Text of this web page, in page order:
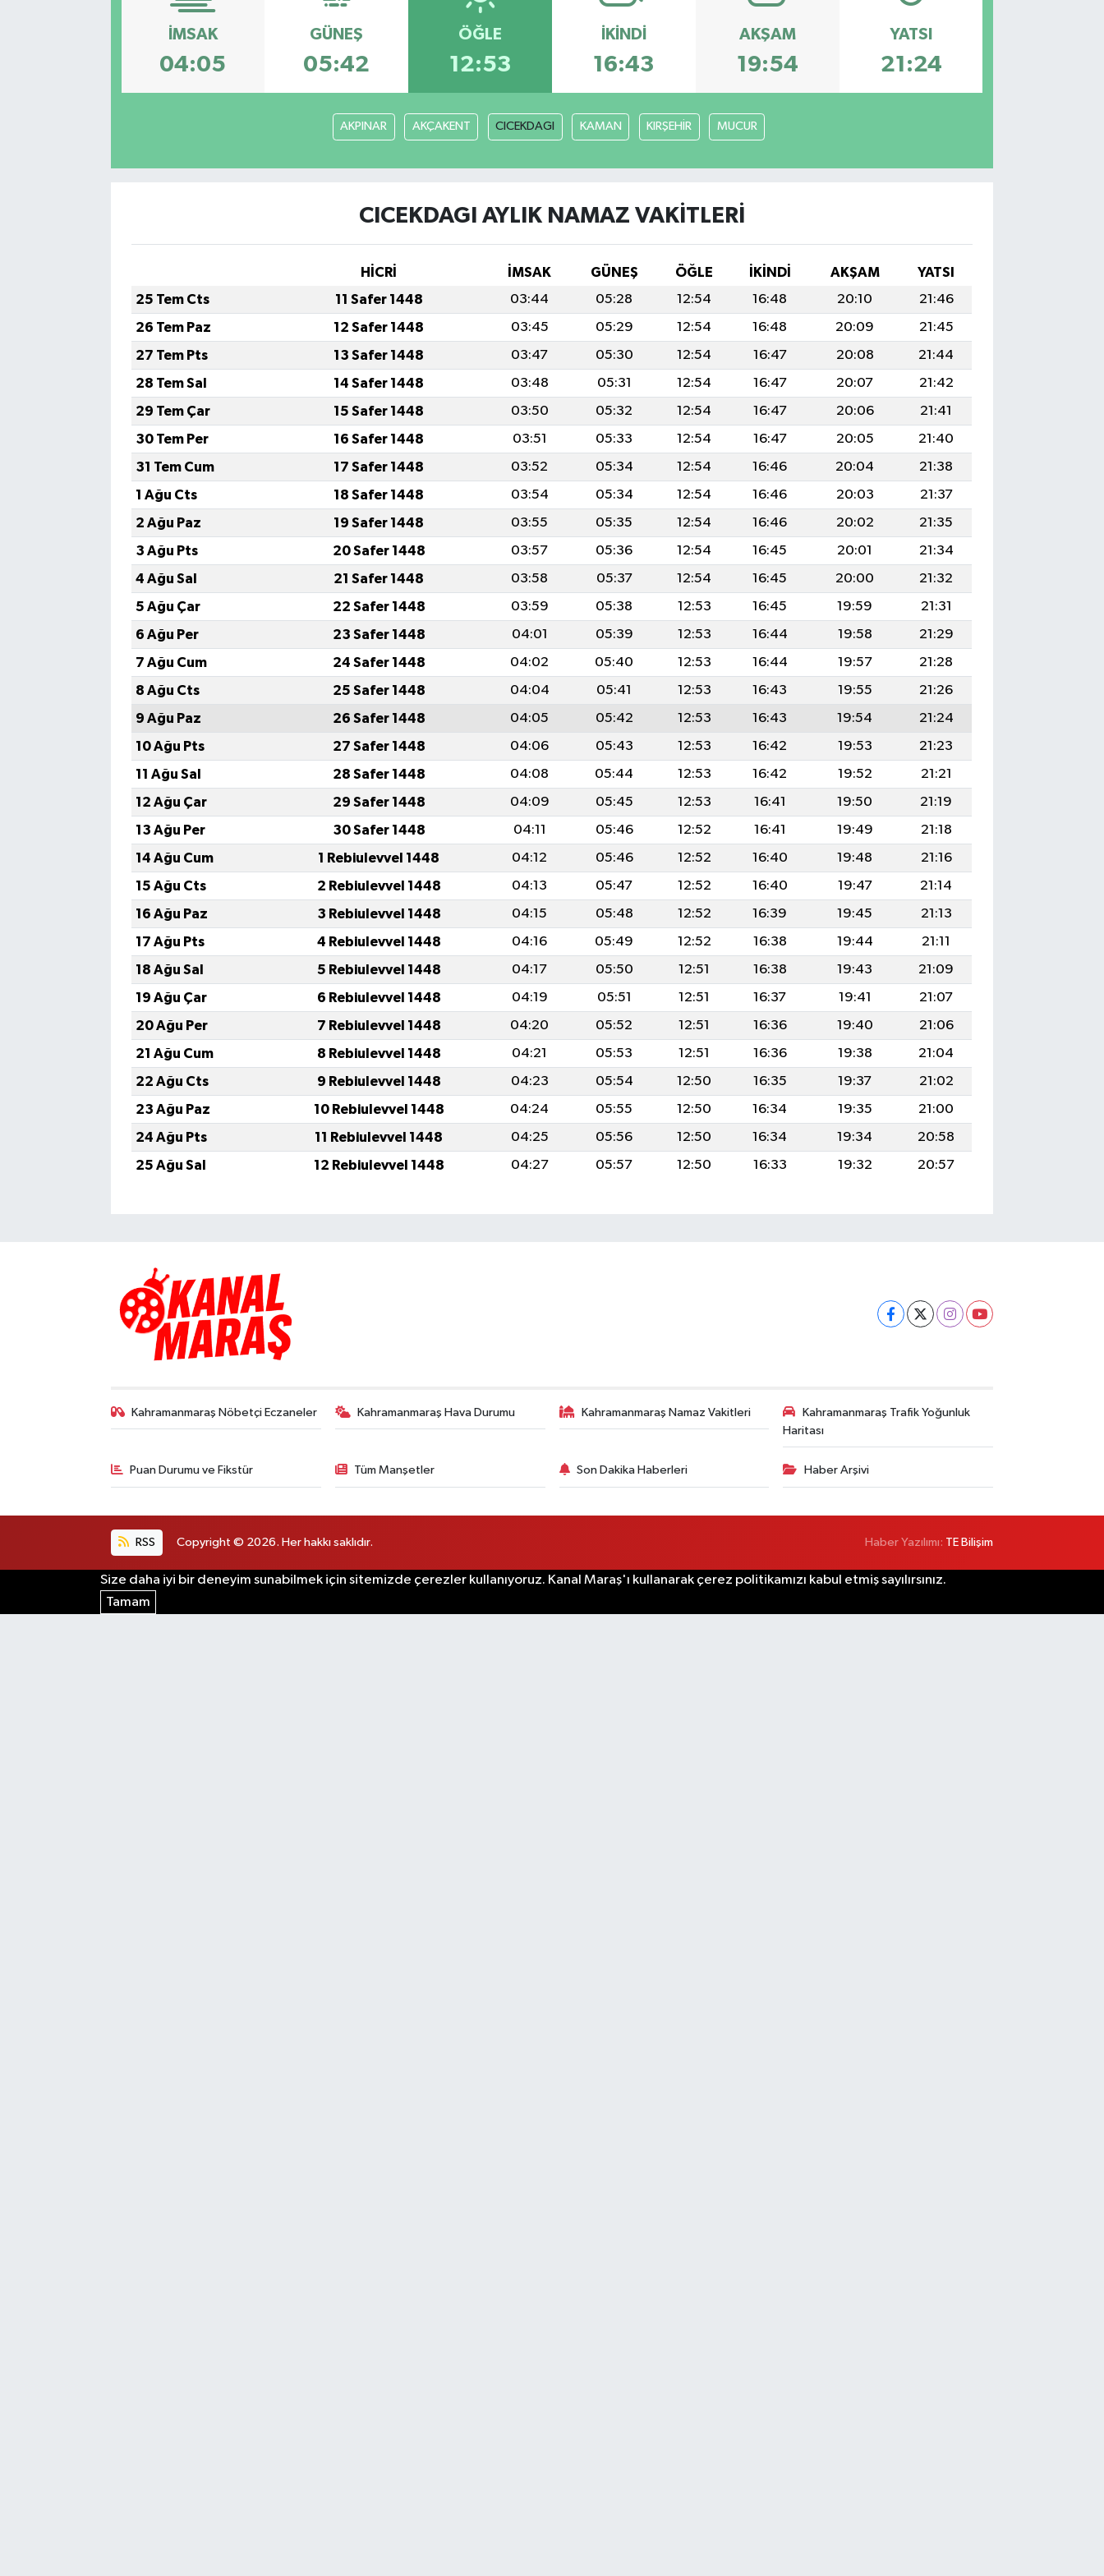
İMSAK
04:05
GÜNEŞ
05:42
ÖĞLE
12:53
İKINDI
16:43
AKŞAM
19:54
YATSI
21:24
AKPINAR AKÇAKENT CICEKDAGI KAMAN KIRŞEHİR MUCUR
CICEKDAGI AYLIK NAMAZ VAKITLERI
HİCRİ İMSAK GÜNEŞ ÖĞLE İKINDI AKŞAM
YATSI
25 Tem Cts
11 Safer 1448 03:44 05:28 12:54 16:48 20:10
21:46
26 Tem Paz
12 Safer 1448 03:45 05:29 12:54 16:48 20:09
21:45
27 Tem Pts
13 Safer 1448 03:47 05:30 12:54 16:47 20:08
21:44
28 Tem Sal
14 Safer 1448 03:48 05:31 12:54 16:47 20:07
21:42
29 Tem Çar
15 Safer 1448 03:50 05:32 12:54 16:47 20:06
21:41
30 Tem Per
16 Safer 1448 03:51 05:33 12:54 16:47 20:05
21:40
31 Tem Cum
17 Safer 1448 03:52 05:34 12:54 16:46 20:04
21:38
1 Ağu Cts
18 Safer 1448 03:54 05:34 12:54 16:46 20:03
21:37
2 Ağu Paz
19 Safer 1448 03:55 05:35 12:54 16:46 20:02
21:35
3 Ağu Pts
20 Safer 1448 03:57 05:36 12:54 16:45 20:01
21:34
4 Ağu Sal
21 Safer 1448 03:58 05:37 12:54 16:45 20:00
21:32
5 Ağu Çar
22 Safer 1448 03:59 05:38 12:53 16:45 19:59
21:31
6 Ağu Per
23 Safer 1448 04:01 05:39 12:53 16:44 19:58
21:29
7 Ağu Cum
24 Safer 1448 04:02 05:40 12:53 16:44 19:57
21:28
8 Ağu Cts
25 Safer 1448 04:04 05:41 12:53 16:43 19:55
21:26
9 Ağu Paz
26 Safer 1448 04:05 05:42 12:53 16:43 19:54
21:24
10 Ağu Pts
27 Safer 1448 04:06 05:43 12:53 16:42 19:53
21:23
11 Ağu Sal
28 Safer 1448 04:08 05:44 12:53 16:42 19:52
21:21
12 Ağu Çar
29 Safer 1448 04:09 05:45 12:53 16:41 19:50
21:19
13 Ağu Per
30 Safer 1448 04:11 05:46 12:52 16:41 19:49
21:18
14 Ağu Cum
1 Rebiulevvel 1448 04:12 05:46 12:52 16:40 19:48
21:16
15 Ağu Cts
2 Rebiulevvel 1448 04:13 05:47 12:52 16:40 19:47
21:14
16 Ağu Paz
3 Rebiulevvel 1448 04:15 05:48 12:52 16:39 19:45
21:13
17 Ağu Pts
4 Rebiulevvel 1448 04:16 05:49 12:52 16:38 19:44
21:11
18 Ağu Sal
5 Rebiulevvel 1448 04:17 05:50 12:51 16:38 19:43
21:09
19 Ağu Çar
6 Rebiulevvel 1448 04:19 05:51 12:51 16:37 19:41
21:07
20 Ağu Per
7 Rebiulevvel 1448 04:20 05:52 12:51 16:36 19:40
21:06
21 Ağu Cum
8 Rebiulevvel 1448 04:21 05:53 12:51 16:36 19:38
21:04
22 Ağu Cts
9 Rebiulevvel 1448 04:23 05:54 12:50 16:35 19:37
21:02
23 Ağu Paz
10 Rebiulevvel 1448 04:24 05:55 12:50 16:34 19:35
21:00
24 Ağu Pts
11 Rebiulevvel 1448 04:25 05:56 12:50 16:34 19:34
20:58
25 Ağu Sal
12 Rebiulevvel 1448 04:27 05:57 12:50 16:33 19:32 20:57
Kahramanmaraş Nöbetçi Eczaneler Kahramanmaraş Hava Durumu Kahramanmaraş Namaz Vakitleri
Kahramanmaraş Trafik Yoğunluk
Haritası
Puan Durumu ve Fikstür Tüm Manşetler Son Dakika Haberleri Haber Arşivi
RSS Copyright © 2026. Her hakkı saklıdır. Haber Yazılımı: TE Bilişim
Size daha iyi bir deneyim sunabilmek için sitemizde çerezler kullanıyoruz. Kanal Maraş'ı kullanarak çerez politikamızı kabul etmiş sayılırsınız.
Tamam
KÜLTÜR SANAT